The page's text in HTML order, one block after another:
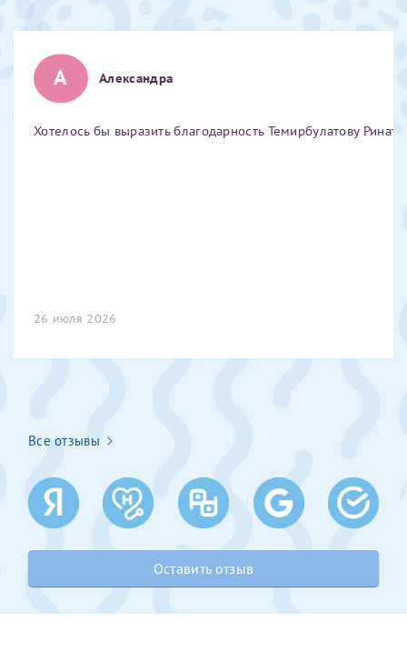
А Александра
Хотелось бы выразить благодарность Темирбулатову
26 июля 2026
Все отзывы
Оставить отзыв
Лично в кассе центра